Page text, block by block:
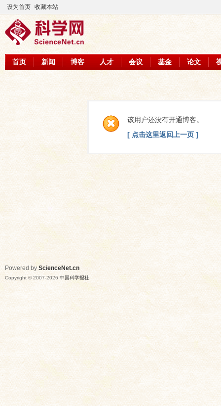
设为首页 收藏本站
首页 新闻 博客 人才 会议 基金 论文
该用户还没有开通博客。
[ 点击这里返回上一页 ]
Powered by ScienceNet.cn
Copyright © 2007-2026 中国科学报社